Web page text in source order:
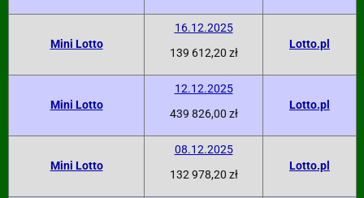
Mini Lotto
16.12.2025
139 612,20 zł
Lotto.pl
Mini Lotto
12.12.2025
439 826,00 zł
Lotto.pl
Mini Lotto
08.12.2025
132 978,20 zł
Lotto.pl